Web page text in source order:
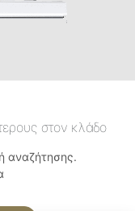
στον κλάδο
αναζήτησης.